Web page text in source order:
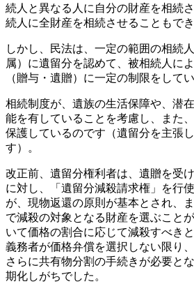
続人と異なる人に自分の財産を相続
続人に全財産を相続させることもでき
しかし、民法は、一定の範囲の相続
属）に遺留分を認めて、被相続人に
（贈与・遺贈）に一定の制限をしてい
相続制度が、遺族の生活保障や、潜
能を有していることを考慮し、また
保護しているのです（遺留分を主張
す）。
改正前、遺留分権利者は、遺贈を受
に対し、「遺留分減殺請求権」を行
が、現物返還の原則が基本とされ、
で減殺の対象となる財産を選ぶこと
いて価格の割合に応じて減殺すべき
義務者が価格弁償を選択しない限り
さらに共有物分割の手続きが必要と
期化しがちでした。